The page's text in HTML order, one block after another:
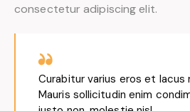
consectetur adipiscing elit.
Curabitur varius eros et lacus
Mauris sollicitudin enim